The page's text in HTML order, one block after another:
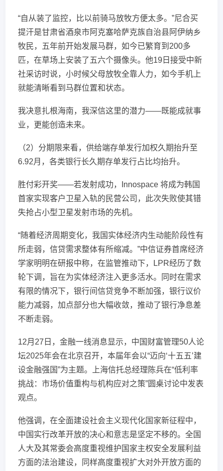
“自从装了监控，比以前骑马放牧方便太多。”尼合买
提汗是甘肃省酒泉市阿克塞哈萨克族自治县阿伊纳乡
牧民，五年前开始发展马群，如今已繁育到200多
匹，在草场上安装了五六个摄像头。他19日接受中新
社采访时说，小时候父母放牧全靠人力，如今手机上
就能清晰看到马群位置和状态。
我决意扎根海南，我深信这里的潜力——既能成就事
业，更能创造未来。
（2）分期限来看，供给端存单发行加权久期抬升至
6.92月，各类银行长久期存单发行占比均抬升。
胜付彩开奖——若发射成功，Innospace 将成为韩国
首家实现客户卫星入轨的民营公司，此次失败使其错
失抢占小型卫星发射市场的先机。
“随着经济周期变化，我国实体经济内生动能阶段性有
所走弱，信贷需求整体有所缩减。”中信证券首席经济
学家明明在研报中称，在监管推动下，LPR经历了数
轮下调，旨在为实体经济注入更多活水。同时在需求
有限的情况下，银行间信贷竞争不断加强，银行议价
能力减弱，加点部分也大幅收敛，推动了银行净息差
不断走弱。
12月27日，金融一线消息显示，中国财富管理50人论
坛2025年会在北京召开，本届年会以“迈向‘十五五’建
设金融强国”为主题。上海信托总经理陈兵在“低利率
挑战：市场价值重构与机构应对之策”圆桌讨论中发表
观点。
他强调，在全面建设社会主义现代化国家新征程中，
中国实行改革开放的决心和意志是坚定不移的。全国
人大及其常委会高度重视维护国家主权安全发展利益
方面的法治建设，同样高度重视扩大对外开放方面的